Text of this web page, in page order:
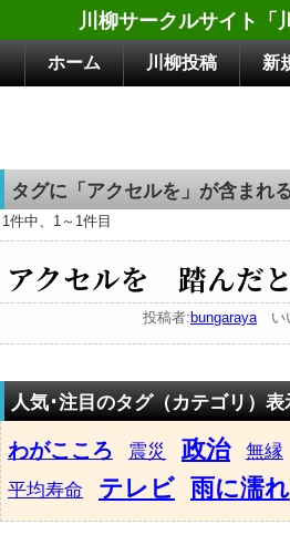
川柳サークルサイト「
ホーム 川柳投稿 新
タグに「アクセルを」が含まれ
1件中、1～1件目
アクセルを 踏んだ
投稿者: bungarayaい
人気･注目のタグ（カテゴリ）表
わがこころ 震災 政治 無縁
平均寿命 テレビ 雨に濡れ